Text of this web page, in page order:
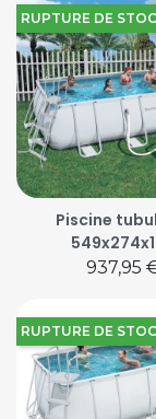
Piscine
Prix
937,95
RUPTURE DE
RUPTURE DE